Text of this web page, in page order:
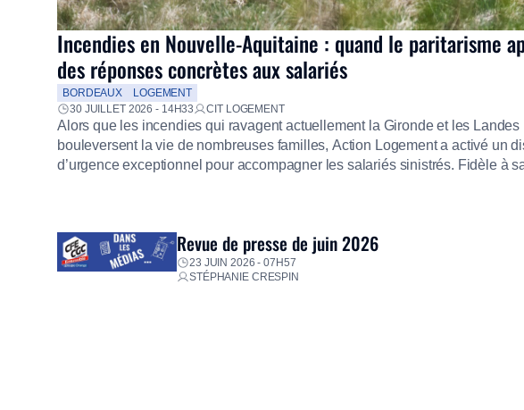
Incendies en Nouvelle-Aquitaine : quand le paritarisme
des réponses concrètes aux salariés
BORDEAUX
LOGEMENT
30 JUILLET 2026 - 14H33
CIT LOGEMENT
Alors que les incendies qui ravagent actuellement la Gironde et les Landes
bouleversent la vie de nombreuses familles, Action Logement a activé un
d’urgence exceptionnel pour accompagner les salariés sinistrés. Fidèle à
Revue de presse de juin 2026
23 JUIN 2026 - 07H57
STÉPHANIE CRESPIN